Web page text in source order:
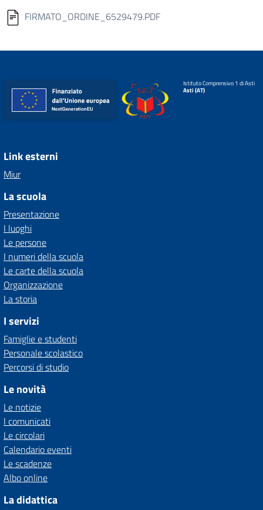
FIRMATO_ORDINE_6529479.PDF
Istituto Comprensivo 1 di Asti
Asti (AT)
Link esterni
Miur
La scuola
Presentazione
I luoghi
Le persone
I numeri della scuola
Le carte della scuola
Organizzazione
La storia
I servizi
Famiglie e studenti
Personale scolastico
Percorsi di studio
Le novità
Le notizie
I comunicati
Le circolari
Calendario eventi
Le scadenze
Albo online
La didattica